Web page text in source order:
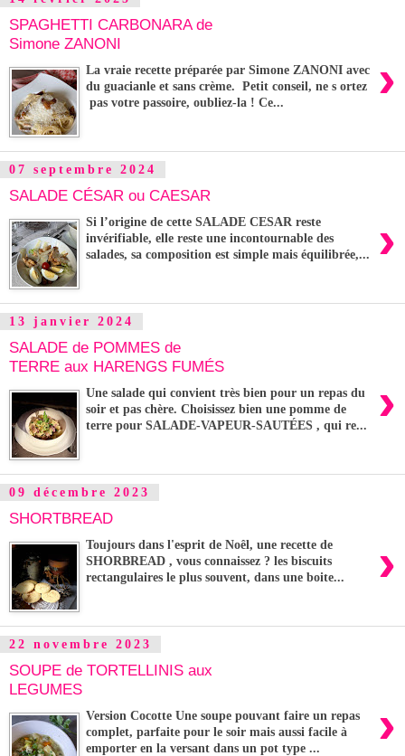
SPAGHETTI CARBONARA de
Simone ZANONI
›
La vraie recette préparée par Simone ZANONI avec
du guacianle et sans crème. Petit conseil, ne s ortez
pas votre passoire, oubliez-la ! Ce...
07 septembre 2024
SALADE CÉSAR ou CAESAR
›
Si l’origine de cette SALADE CESAR reste
invérifiable, elle reste une incontournable des
salades, sa composition est simple mais équilibrée,...
13 janvier 2024
SALADE de POMMES de
TERRE aux HARENGS FUMÉS
›
Une salade qui convient très bien pour un repas du
soir et pas chère. Choisissez bien une pomme de
terre pour SALADE-VAPEUR-SAUTÉES , qui re...
09 décembre 2023
SHORTBREAD
›
Toujours dans l'esprit de Noêl, une recette de
SHORBREAD , vous connaissez ? les biscuits
rectangulaires le plus souvent, dans une boite...
22 novembre 2023
SOUPE de TORTELLINIS aux
LEGUMES
›
Version Cocotte Une soupe pouvant faire un repas
complet, parfaite pour le soir mais aussi facile à
emporter en la versant dans un pot type ...